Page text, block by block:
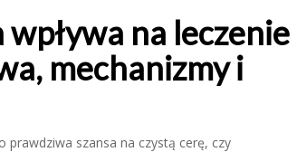
na leczenie
mechanizmy i
prawdziwa szansa na czystą cerę, czy